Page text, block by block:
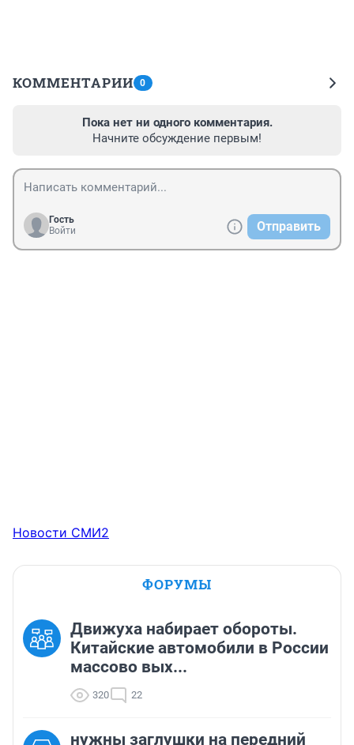
КОММЕНТАРИИ 0
Пока нет ни одного комментария.
Начните обсуждение первым!
Гость
Войти
Отправить
Новости СМИ2
ФОРУМЫ
Движуха набирает обороты.
Китайские автомобили в России
массово вых...
320 22
нужны заглушки на передний